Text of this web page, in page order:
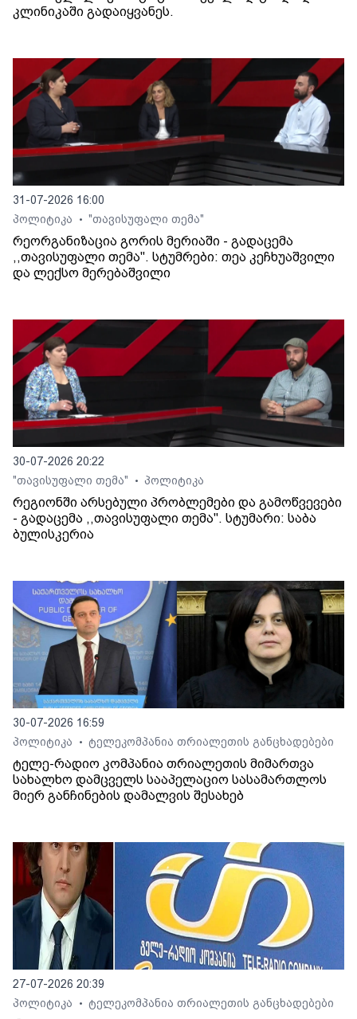
კლინიკაში გადაიყვანეს.
31-07-2026 16:00
პოლიტიკა
• "თავისუფალი თემა"
რეორგანიზაცია გორის მერიაში - გადაცემა
,,თავისუფალი თემა". სტუმრები: თეა კეჩხუაშვილი
და ლექსო მერებაშვილი
30-07-2026 20:22
"თავისუფალი თემა"
• პოლიტიკა
რეგიონში არსებული პრობლემები და გამოწვევები
- გადაცემა ,,თავისუფალი თემა". სტუმარი: საბა
ბულისკერია
30-07-2026 16:59
პოლიტიკა
• ტელეკომპანია თრიალეთის განცხადებები
ტელე-რადიო კომპანია თრიალეთის მიმართვა
სახალხო დამცველს სააპელაციო სასამართლოს
მიერ განჩინების დამალვის შესახებ
27-07-2026 20:39
პოლიტიკა
• ტელეკომპანია თრიალეთის განცხადებები